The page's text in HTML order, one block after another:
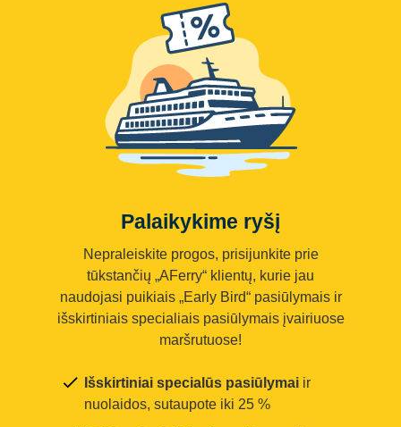
Palaikykime ryšį
Nepraleiskite progos, prisijunkite prie
tūkstančių „AFerry“ klientų, kurie jau
naudojasi puikiais „Early Bird“ pasiūlymais ir
išskirtiniais specialiais pasiūlymais įvairiuose
maršrutuose!
Išskirtiniai specialūs pasiūlymai ir
nuolaidos, sutaupote iki 25 %